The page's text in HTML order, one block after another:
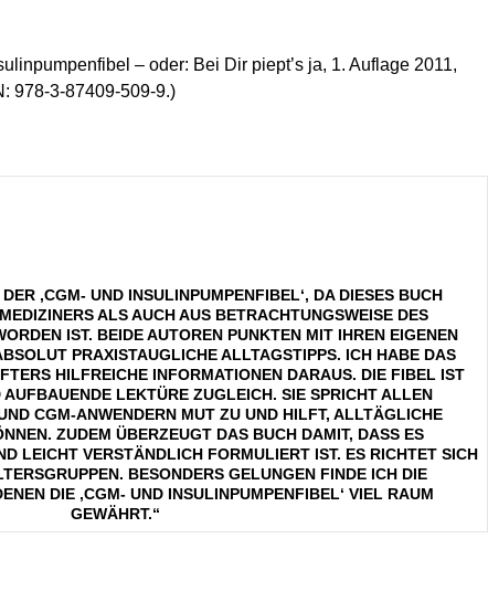
– oder: Bei Dir piept’s ja, 1. Auflage 2011,
978-3-87409-509-9.)
‚CGM- UND INSULINPUMPENFIBEL‘, DA DIESES BUCH S
ALS AUCH AUS BETRACHTUNGSWEISE DES A
IST. BEIDE AUTOREN PUNKTEN MIT IHREN EIGENEN E
PRAXISTAUGLICHE ALLTAGSTIPPS. ICH HABE DAS B
HILFREICHE INFORMATIONEN DARAUS. DIE FIBEL IST N
LEKTÜRE ZUGLEICH. SIE SPRICHT ALLEN I
CGM-ANWENDERN MUT ZU UND HILFT, ALLTÄGLICHE P
ZUDEM ÜBERZEUGT DAS BUCH DAMIT, DASS ES Ü
VERSTÄNDLICH FORMULIERT IST. ES RICHTET SICH A
BESONDERS GELUNGEN FINDE ICH DIE E
DIE ‚CGM- UND INSULINPUMPENFIBEL‘ VIEL RAUM G
EWÄHRT.“